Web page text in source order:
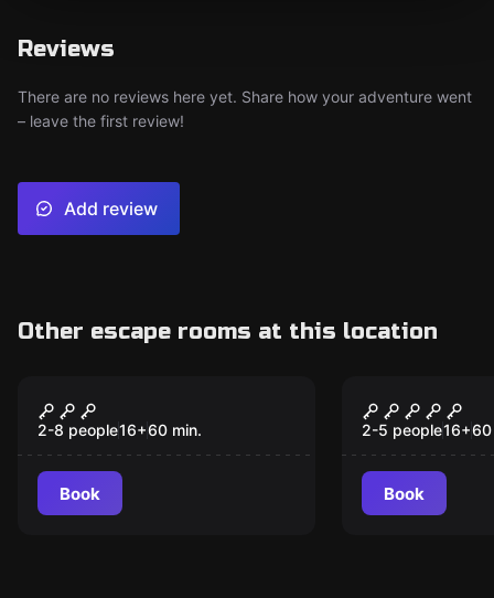
Reviews
There are no reviews here yet. Share how your adventure went
– leave the first review!
Add review
Other escape rooms at this location
Danube Pirates
2-8 people16+60 min.
Book
Gambling
2-5 people16+60
Book